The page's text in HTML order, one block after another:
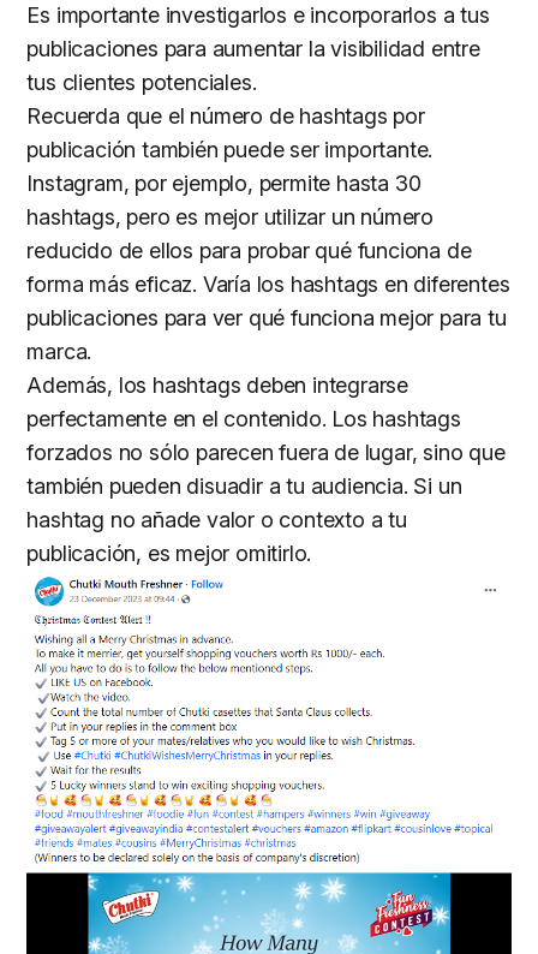
Es importante investigarlos e incorporarlos a tus
publicaciones para aumentar la visibilidad entre
tus clientes potenciales.
Recuerda que el número de hashtags por
publicación también puede ser importante.
Instagram, por ejemplo, permite hasta 30
hashtags, pero es mejor utilizar un número
reducido de ellos para probar qué funciona de
forma más eficaz. Varía los hashtags en diferentes
publicaciones para ver qué funciona mejor para tu
marca.
Además, los hashtags deben integrarse
perfectamente en el contenido. Los hashtags
forzados no sólo parecen fuera de lugar, sino que
también pueden disuadir a tu audiencia. Si un
hashtag no añade valor o contexto a tu
publicación, es mejor omitirlo.